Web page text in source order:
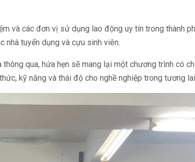
và các đơn vị sử dụng lao động uy tín trong thành
nhà tuyển dụng và cựu sinh viên.
qua, hứa hẹn sẽ mang lại một chương trình có
kỹ năng và thái độ cho nghề nghiệp trong tương